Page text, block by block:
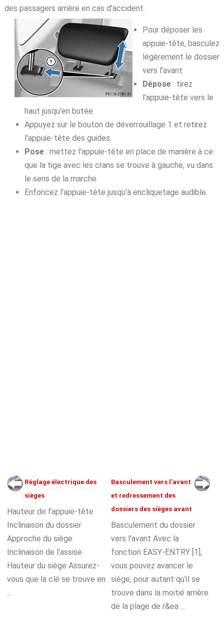
des passagers arrière en cas d'accident.
Pour déposer les
appuie-tête, basculez
légèrement le dossier
vers l'avant
Dépose: tirez
l'appuie-tête vers le
haut jusqu'en butée.
Appuyez sur le bouton de déverrouillage 1 et retirez
l'appuie-tête des guides.
Pose: mettez l'appuie-tête en place de manière à ce
que la tige avec les crans se trouve à gauche, vu dans
le sens de la marche.
Enfoncez l'appuie-tête jusqu'à encliquetage audible.
Réglage électrique des
sièges
Hauteur de l'appuie-tête
Inclinaison du dossier
Approche du siège
Inclinaison de l'assise
Hauteur du siège Assurez-
vous que la clé se trouve en
Basculement vers l'avant
et redressement des
dossiers des sièges avant
Basculement du dossier
vers l'avant Avec la
fonction EASY-ENTRY [1],
vous pouvez avancer le
siège, pour autant qu'il se
trouve dans la moitié arrière
de la plage de r&ea ...